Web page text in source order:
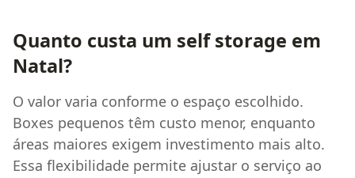
Quanto custa um self storage em
Natal?
O valor varia conforme o espaço escolhido.
Boxes pequenos têm custo menor, enquanto
áreas maiores exigem investimento mais alto.
Essa flexibilidade permite ajustar o serviço ao